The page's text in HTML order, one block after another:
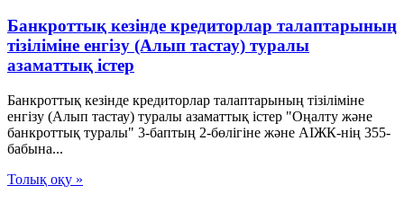
Банкроттық кезінде кредиторлар талаптарының
тізіліміне енгізу (Алып тастау) туралы
азаматтық істер
Банкроттық кезінде кредиторлар талаптарының тізіліміне
енгізу (Алып тастау) туралы азаматтық істер "Оңалту және
банкроттық туралы" 3-баптың 2-бөлігіне және АІЖК-нің 355-
бабына...
Толық оқу »